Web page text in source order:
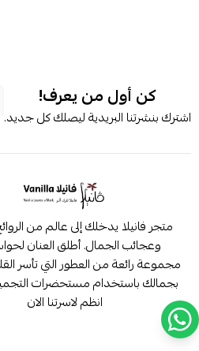
كن أول من يعرف!
اشترك بنشرتنا البريدية ليصلك كل جديد.
متجر فانيلا يدخلك إلى عالم من
وعجائب الجمال. أطلق العنان
مجموعة رائعة من العطور التي تأسر
بجمالك باستخدام مستحضرات
انظم لاسرتنا الان